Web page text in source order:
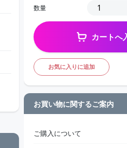
数量
カートへ
お気に入りに追加
お買い物に関するご案内
ご購入について